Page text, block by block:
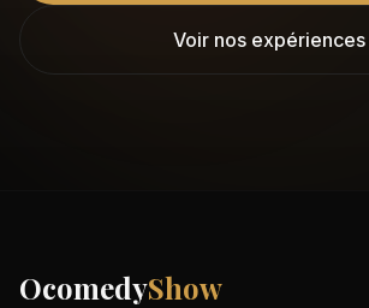
Voir nos expériences
OcomedyShow